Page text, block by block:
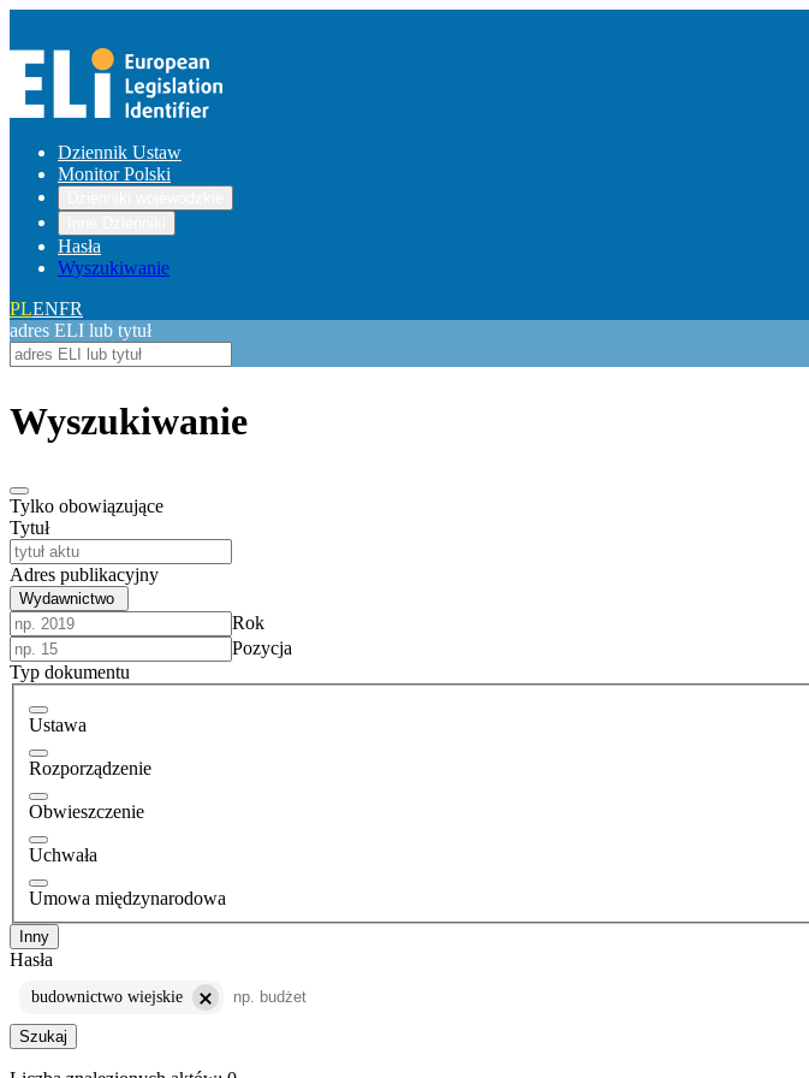
Dziennik Ustaw
Monitor Polski
Hasła
Wyszukiwanie
PLENFR
adres ELI lub tytuł
Wyszukiwanie
Tylko obowiązujące
Tytuł
Adres publikacyjny
Wydawnictwo
Rok
Pozycja
Typ dokumentu
Ustawa
Rozporządzenie
Obwieszczenie
Uchwała
Umowa międzynarodowa
Inny
Hasła
budownictwo wiejskie
Szukaj